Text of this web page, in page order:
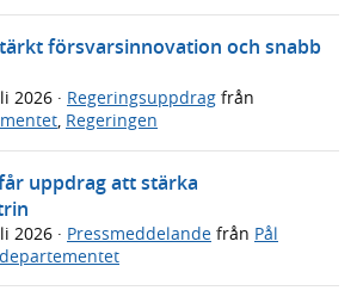
försvarsinnovation och snabb
2026 · Regeringsuppdrag från
, Regeringen
uppdrag att stärka
2026 · Pressmeddelande från Pål